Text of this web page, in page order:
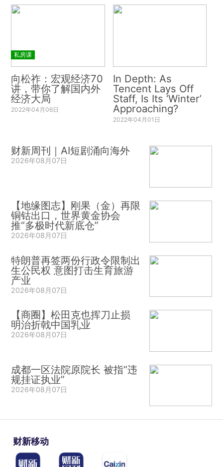
私房课
向松祚：宏观经济70
讲，带你了解国内外
经济大局
2022年04月06日
In Depth: As
Tencent Lays Off
Staff, Is Its ‘Winter’
Approaching?
2022年04月01日
财新周刊｜AI短剧涌向海外
2026年08月07日
【地缘图志】刚果（金）再限
铜钴出口，世界黄金协会
推“多极时代新底仓”
2026年08月07日
特朗普再签两份行政令限制出
生公民权 意图打击生育旅游
产业
2026年08月07日
【商圈】松田克也挥刀止损
明治折戟中国乳业
2026年08月07日
成都一区法院原院长 被指“违
规挂证执业”
2026年08月07日
财新移动